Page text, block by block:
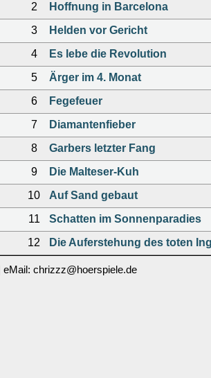
2
Hoffnung in Barcelona
3
Helden vor Gericht
4
Es lebe die Revolution
5
Ärger im 4. Monat
6
Fegefeuer
7
Diamantenfieber
8
Garbers letzter Fang
9
Die Malteser-Kuh
10
Auf Sand gebaut
11
Schatten im Sonnenparadies
12 Die Auferstehung des toten
| eMail: chrizzz@hoerspiele.de